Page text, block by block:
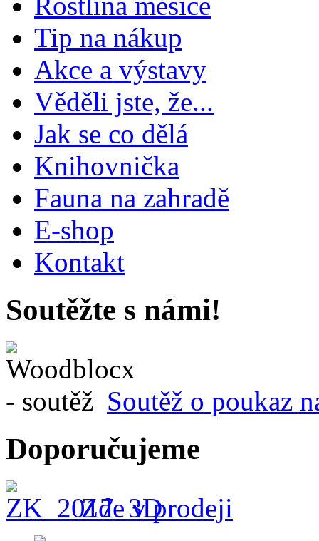
Tip na nákup
Akce a výstavy
Věděli jste, že...
Jak se co dělá
Knihovnička
Fauna na zahradě
E-shop
Kontakt
Soutěžte s námi!
Soutěž o poukaz
Doporučujeme
Zde v prodeji